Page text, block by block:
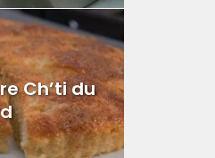
Ch’ti du